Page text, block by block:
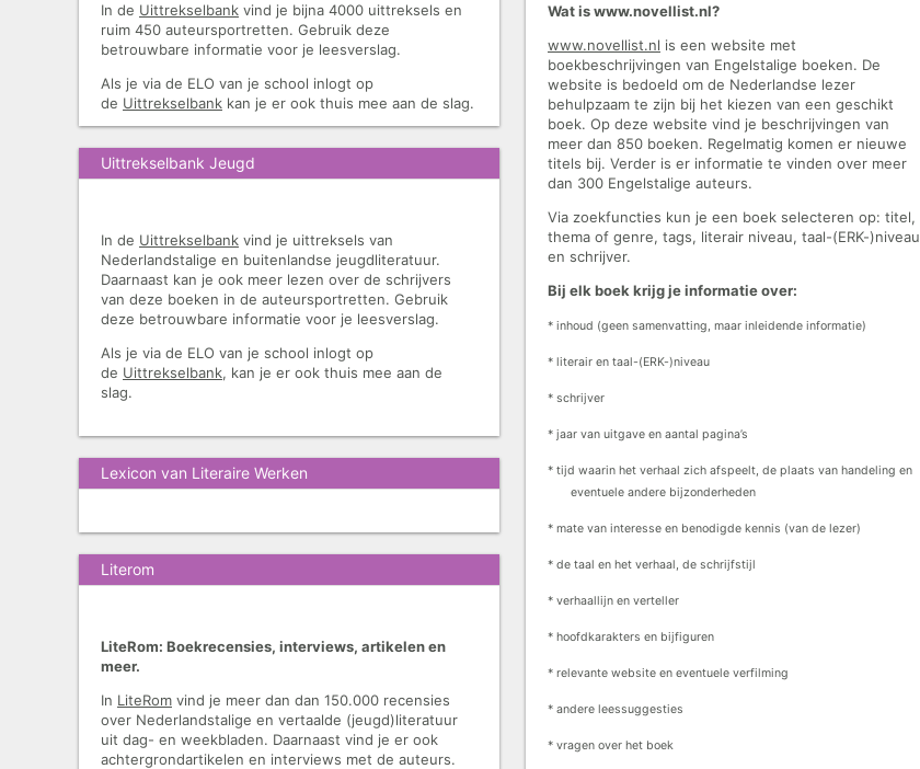
In de Uittrekselbank vind je bijna 4000 uittreksels en
ruim 450 auteursportretten. Gebruik deze
betrouwbare informatie voor je leesverslag.
Als je via de ELO van je school inlogt op
de Uittrekselbank kan je er ook thuis mee aan de slag.
Uittrekselbank Jeugd
In de Uittrekselbank vind je uittreksels van
Nederlandstalige en buitenlandse jeugdliteratuur.
Daarnaast kan je ook meer lezen over de schrijvers
van deze boeken in de auteursportretten. Gebruik
deze betrouwbare informatie voor je leesverslag.
Als je via de ELO van je school inlogt op
de Uittrekselbank, kan je er ook thuis mee aan de
slag.
Lexicon van Literaire Werken
Literom
LiteRom: Boekrecensies, interviews, artikelen en
meer.
In LiteRom vind je meer dan dan 150.000 recensies
over Nederlandstalige en vertaalde (jeugd)literatuur
uit dag- en weekbladen. Daarnaast vind je er ook
achtergrondartikelen en interviews met de auteurs.
Wat is www.novellist.nl?
www.novellist.nl is een website met
boekbeschrijvingen van Engelstalige boeken. De
website is bedoeld om de Nederlandse lezer
behulpzaam te zijn bij het kiezen van een geschikt
boek. Op deze website vind je beschrijvingen van
meer dan 850 boeken. Regelmatig komen er nieuwe
titels bij. Verder is er informatie te vinden over meer
dan 300 Engelstalige auteurs.
Via zoekfuncties kun je een boek selecteren op: titel,
thema of genre, tags, literair niveau, taal-(ERK-)niveau
en schrijver.
Bij elk boek krijg je informatie over:
* inhoud (geen samenvatting, maar inleidende informatie)
* literair en taal-(ERK-)niveau
* schrijver
* jaar van uitgave en aantal pagina’s
* tijd waarin het verhaal zich afspeelt, de plaats van handeling en
eventuele andere bijzonderheden
* mate van interesse en benodigde kennis (van de lezer)
* de taal en het verhaal, de schrijfstijl
* verhaallijn en verteller
* hoofdkarakters en bijfiguren
* relevante website en eventuele verfilming
* andere leessuggesties
* vragen over het boek